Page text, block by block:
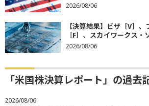
2026/08/06
【決算結果】ビザ［V］
［F］、スカイワークス
2026/08/06
「米国株決算レポート」の過去
2026/08/06